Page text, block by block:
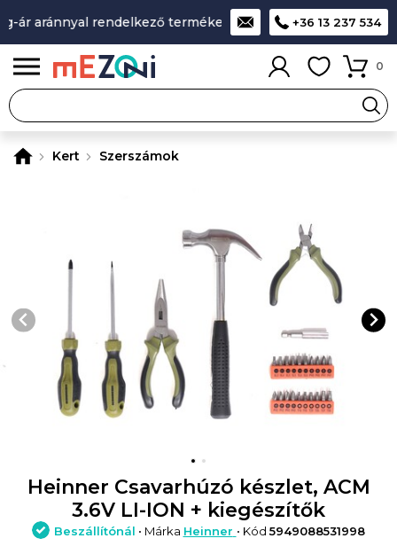
aránnyal rendelkező termékek A legjobb design-
+36 13 237 534
0
Kert Szerszámok
Heinner Csavarhúzó készlet, ACM
3.6V LI-ION + kiegészítők
Beszállítónál • Márka Heinner • Kód5949088531998